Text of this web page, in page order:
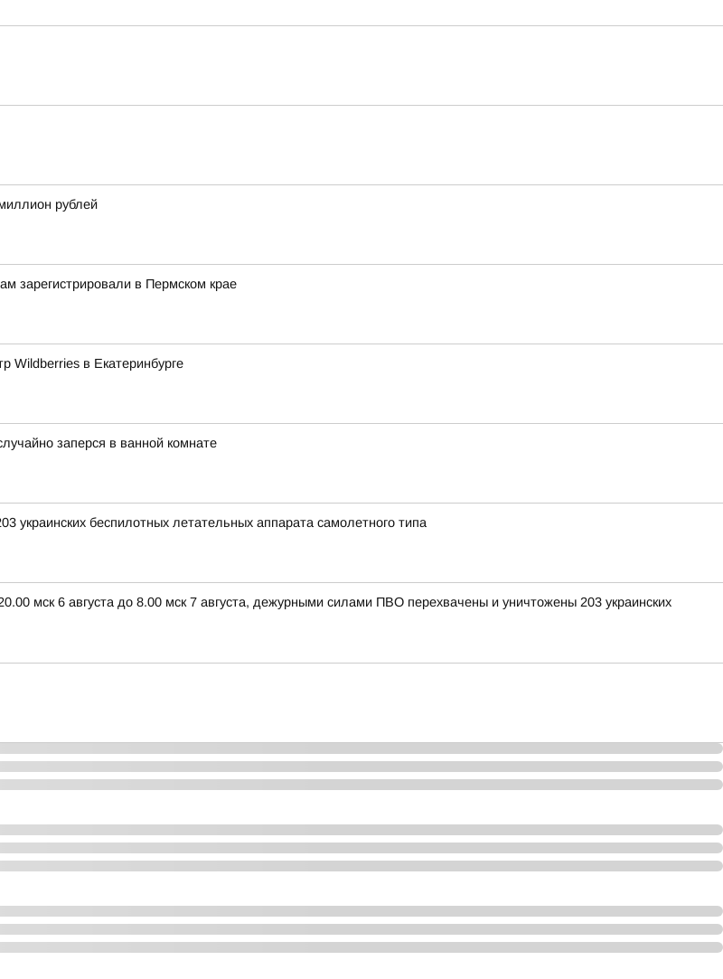
рублей
зарегистрировали в Пермском крае
Wildberries в Екатеринбурге
заперся в ванной комнате
украинских беспилотных летательных аппарата самолетного типа
мск 6 августа до 8.00 мск 7 августа, дежурными силами ПВО перехвачены и уничтожены 203 украинских